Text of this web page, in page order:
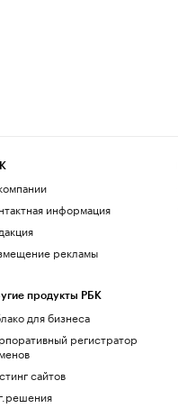
информация
рекламы
продукты РБК
для бизнеса
регистратор
сайтов